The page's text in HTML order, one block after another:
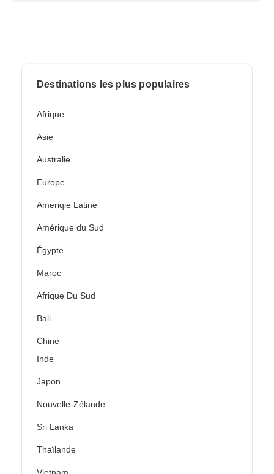
Destinations les plus populaires
Afrique
Asie
Australie
Europe
Ameriqie Latine
Amérique du Sud
Égypte
Maroc
Afrique Du Sud
Bali
Chine
Inde
Japon
Nouvelle-Zélande
Sri Lanka
Thaïlande
Vietnam